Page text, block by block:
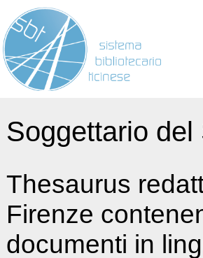
Soggettario
Thesaurus
Firenze
documenti in